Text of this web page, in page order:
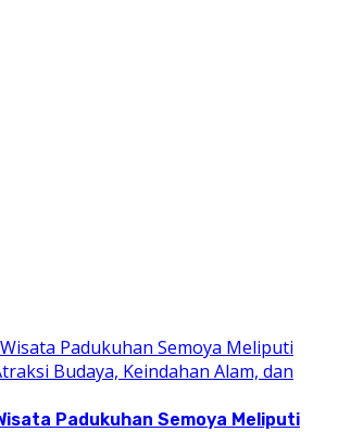
Padukuhan Semoya Meliputi